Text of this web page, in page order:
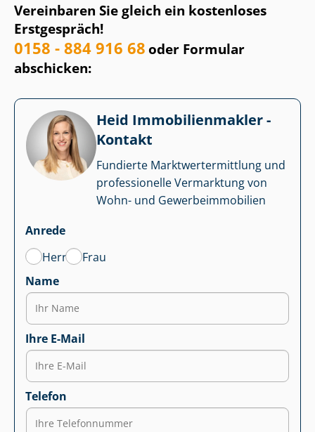
Vereinbaren Sie gleich ein kostenloses
Erstgespräch!
0158 - 884 916 68oder Formular
abschicken:
Heid Im­mo­bi­li­en­mak­ler -
Kontakt
Fundierte Markt­wert­ermitt­lung und
professionelle Vermarktung von
Wohn- und Ge­wer­be­im­mo­bi­li­en
Anrede
Herr
Frau
Name
Ihre E-Mail
Telefon